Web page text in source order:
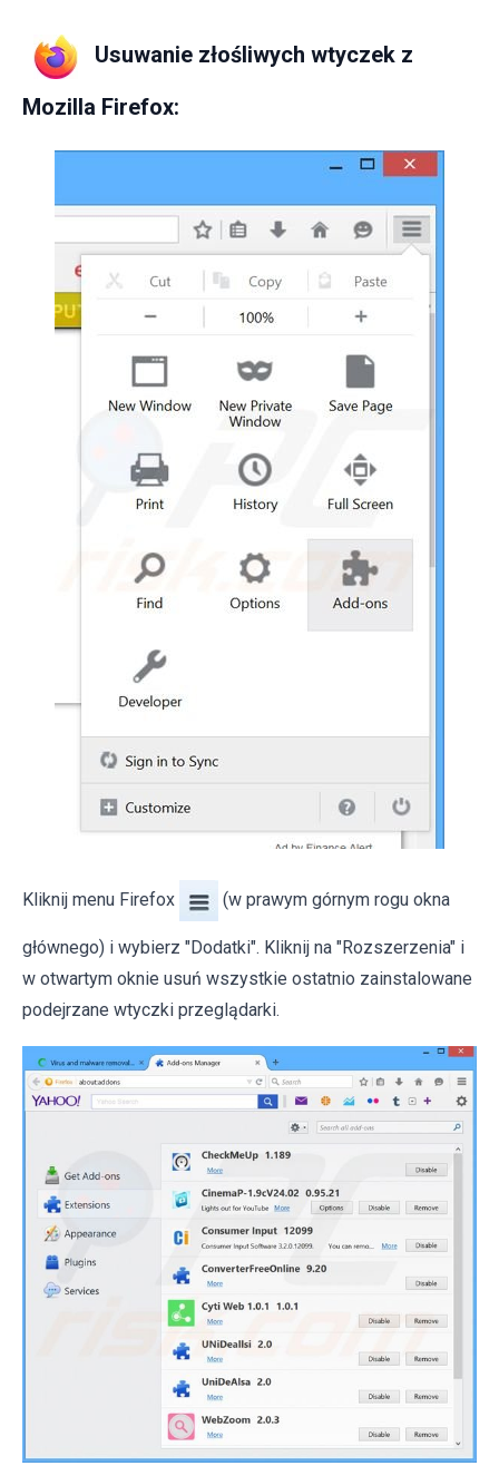
Usuwanie złośliwych wtyczek z
Mozilla Firefox:
Kliknij menu Firefox (w prawym górnym rogu okna
głównego) i wybierz "Dodatki". Kliknij na "Rozszerzenia" i
w otwartym oknie usuń wszystkie ostatnio zainstalowane
podejrzane wtyczki przeglądarki.